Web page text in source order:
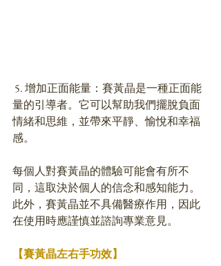
量的引導者。它可以幫助我們擺脫負面
情緒和思維，並帶來平靜、愉悅和幸福
感。
每個人對賽黃晶的體驗可能會有所不
同，這取決於個人的信念和感知能力。
此外，賽黃晶並不具備醫療作用，因此
在使用時應謹慎並諮詢專業意見。
【賽黃晶左右手功效】